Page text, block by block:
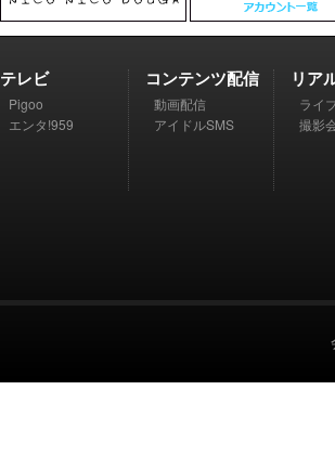
テレビ
Pigoo
エンタ!959
コンテンツ配信
動画配信
アイドルSMS
リア
ライ
撮影